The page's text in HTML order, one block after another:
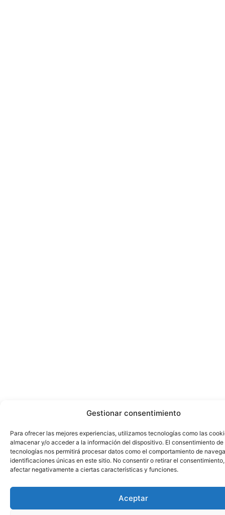
Gestionar consentimiento
Para ofrecer las mejores experiencias, utilizamos tecnologías como las
almacenar y/o acceder a la información del dispositivo. El consentimiento de
tecnologías nos permitirá procesar datos como el comportamiento de
identificaciones únicas en este sitio. No consentir o retirar el
afectar negativamente a ciertas características y funciones.
Aceptar